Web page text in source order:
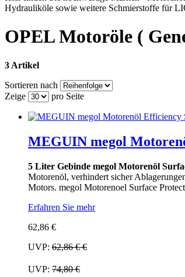
Hydrauliköle sowie weitere Schmierstoffe für
OPEL Motoröle (
3 Artikel
Sortieren nach
Zeige
pro Seite
MEGUIN megol
5 Liter Gebinde megol Motorenöl
Motorenöl, verhindert sicher
Motors. megol Motorenoel Surface
Erfahren Sie mehr
62,86 €
UVP: 62,86 €€
UVP: 74,80 €